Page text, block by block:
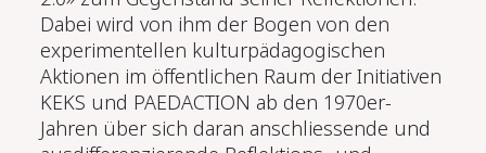
Dabei wird von ihm der Bogen von den
experimentellen kulturpädagogischen
Aktionen im öffentlichen Raum der Initiativen
KEKS und PAEDACTION ab den 1970er-
Jahren über sich daran anschliessende und